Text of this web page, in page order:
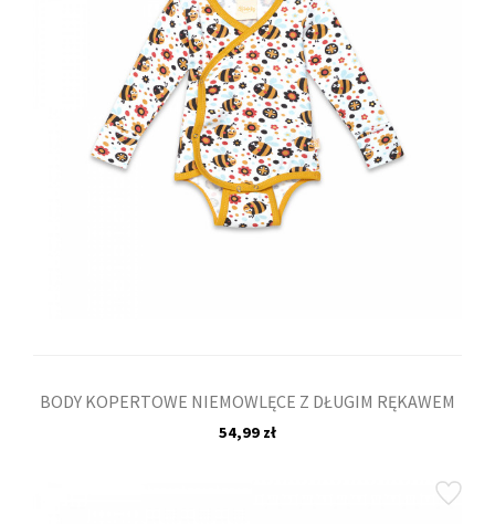
BODY KOPERTOWE NIEMOWLĘCE Z DŁUGIM RĘKAWEM
54,99 zł